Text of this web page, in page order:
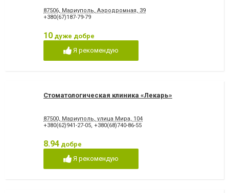
87506, Мариуполь, Аэродромная, 39
+380(67)187-79-79
10 дуже добре
Я рекомендую
Стоматологическая клиника «Лекарь»
87500, Мариуполь, улица Мира, 104
+380(62)941-27-05, +380(68)740-86-55
8.94 добре
Я рекомендую